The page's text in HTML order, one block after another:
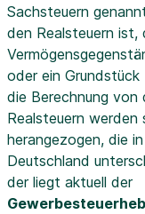
Sachsteuern
den Realsteuern ist,
oder ein
die Berechnung von
Realsteuern werden
herangezogen, die
Deutschland
der liegt aktuell der